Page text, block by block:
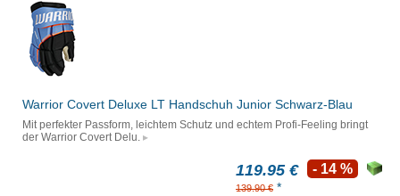
Warrior Covert Deluxe LT Handschuh Junior Schwarz-Blau
Mit perfekter Passform, leichtem Schutz und echtem Profi-Feeling bringt
der Warrior Covert Delu.
119.95 €
139.90 € *
- 14 %